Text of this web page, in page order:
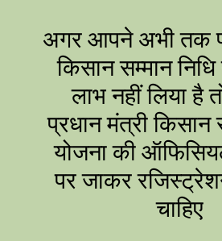
अगर आपने अभी तक
किसान सम्मान
लाभ नहीं लिया है
प्रधान मंत्री किसान
योजना की
पर जाकर
चाहिए